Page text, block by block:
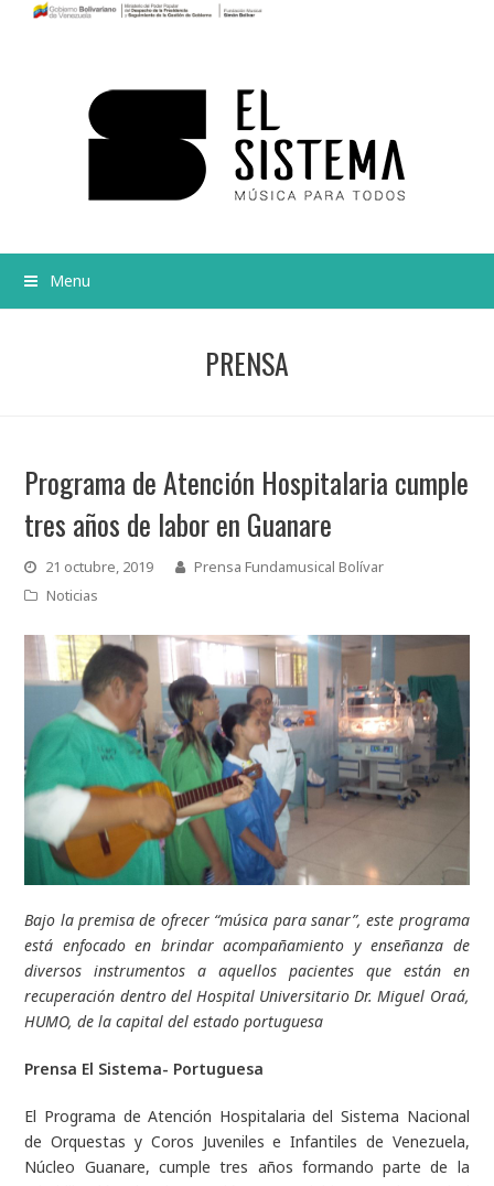
Menu
PRENSA
Programa de Atención Hospitalaria cumple
tres años de labor en Guanare
21 octubre, 2019
Prensa Fundamusical Bolívar
Noticias
Bajo la premisa de ofrecer “música para sanar”, este programa
está enfocado en brindar acompañamiento y enseñanza de
diversos instrumentos a aquellos pacientes que están en
recuperación dentro del Hospital Universitario Dr. Miguel Oraá,
HUMO, de la capital del estado portuguesa
Prensa El Sistema- Portuguesa
El Programa de Atención Hospitalaria del Sistema Nacional
de Orquestas y Coros Juveniles e Infantiles de Venezuela,
Núcleo Guanare, cumple tres años formando parte de la